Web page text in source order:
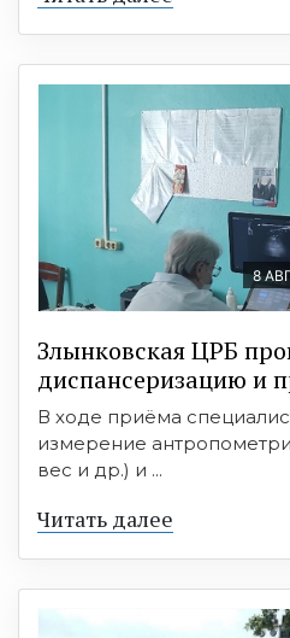
8
Злынковская ЦРБ
диспансеризацию и
В ходе приёма
измерение
вес и др.) и ...
Читать далее